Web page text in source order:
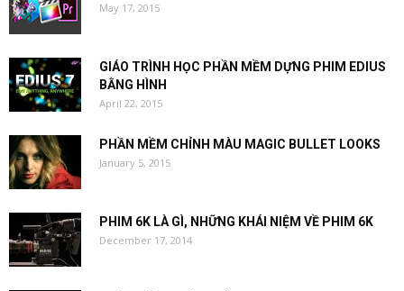
May 17, 2015
GIÁO TRÌNH HỌC PHẦN MỀM DỰNG PHIM EDIUS
BẰNG HÌNH
April 22, 2015
PHẦN MỀM CHỈNH MÀU MAGIC BULLET LOOKS
January 5, 2015
PHIM 6K LÀ GÌ, NHỮNG KHÁI NIỆM VỀ PHIM 6K
December 17, 2014